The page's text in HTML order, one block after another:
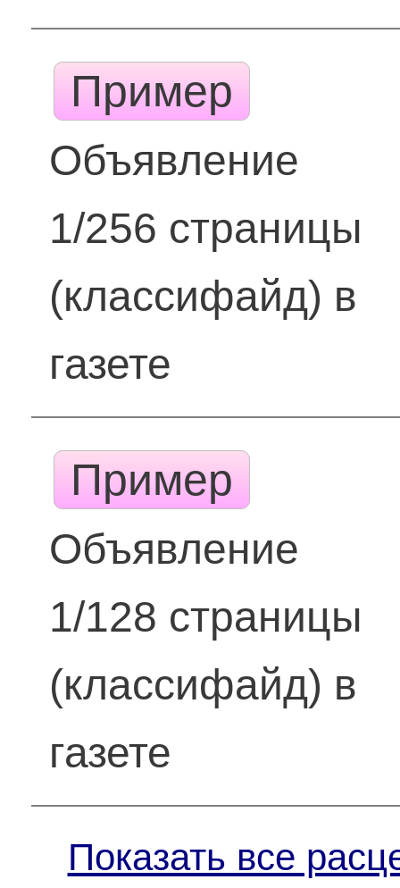
Пример
Объявление
1/256 страницы
(классифайд) в
газете
Пример
Объявление
1/128 страницы
(классифайд) в
газете
Показать все